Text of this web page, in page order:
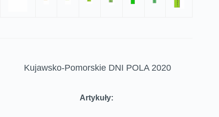
Kujawsko-Pomorskie DNI POLA 2020
Artykuły: